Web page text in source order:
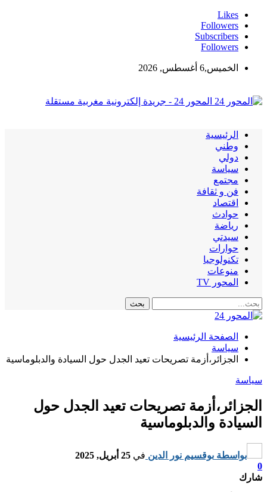
Likes
Followers
Subscribers
Followers
الخميس,6 أغسطس, 2026
المحور 24 - جريدة إلكترونية مغربية مستقلة
الرئيسية
وطني
دولي
سياسة
مجتمع
فن و ثقافة
اقتصاد
حوادث
رياضة
سيدتي
حوارات
تكنولوجيا
منوعات
المحور TV
الصفحة الرئيسية
سياسة
الجزائر،أزمة تصريحات تعيد الجدل حول السيادة والدبلوماسية
سياسة
الجزائر،أزمة تصريحات تعيد الجدل حول
السيادة والدبلوماسية
بواسطة بوقسيم نور الدين في 25 أبريل, 2025
0
شارك